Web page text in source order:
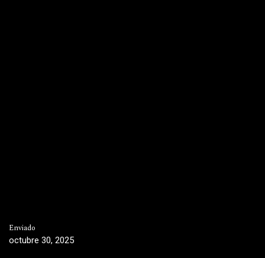
Enviado
octubre 30, 2025